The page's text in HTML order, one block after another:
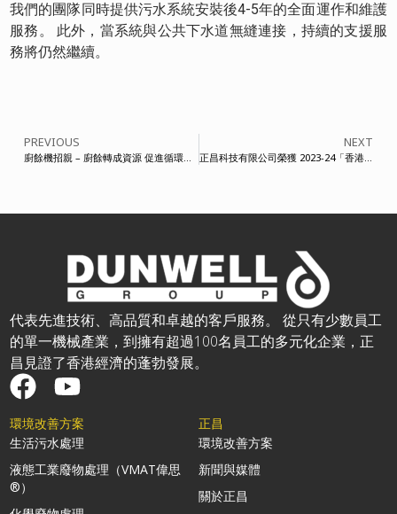
我們的團隊同時提供污水系統安裝後4-5年的全面運作和維護
服務。 此外，當系統與公共下水道無縫連接，持續的支援服
務將仍然繼續。
PREVIOUS NEXT
正昌科技有限公司榮獲 2023-24「香港工商業獎：升級轉型」大獎
代表先進技術、高品質和卓越的客戶服務。 從只有少數員工
的單一機械產業，到擁有超過100名員工的多元化企業，正
昌見證了香港經濟的蓬勃發展。
環境改善方案
生活污水處理
液態工業廢物處理（VMAT偉思
®）
正昌
環境改善方案
新聞與媒體
關於正昌